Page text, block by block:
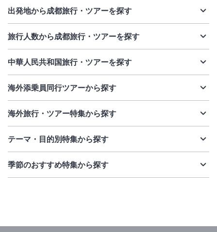
ビジネスサービス
インターネット
バリアフリー
出発地から成都旅行・ツアーを探す
旅行人数から成都旅行・ツアーを探す
中華人民共和国旅行・ツアーを探す
海外添乗員同行ツアーから探す
海外旅行・ツアー特集から探す
テーマ・目的別特集から探す
季節のおすすめ特集から探す